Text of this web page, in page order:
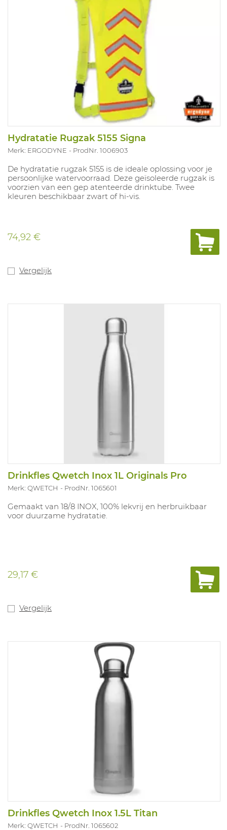
Hydratatie Rugzak 5155 Signa
Merk: ERGODYNE ProdNr. 1006903
De hydratatie rugzak 5155 is de ideale oplossing voor je
persoonlijke watervoorraad. Deze geïsoleerde rugzak is
voorzien van een gep atenteerde drinktube. Twee
kleuren beschikbaar zwart of hi-vis.
74,92 €
Vergelijk
Drinkfles Qwetch Inox 1L Originals Pro
Merk: QWETCH ProdNr. 1065601
Gemaakt van 18/8 INOX, 100% lekvrij en herbruikbaar
voor duurzame hydratatie.
29,17 €
Vergelijk
Drinkfles Qwetch Inox 1.5L Titan
Merk: QWETCH ProdNr. 1065602